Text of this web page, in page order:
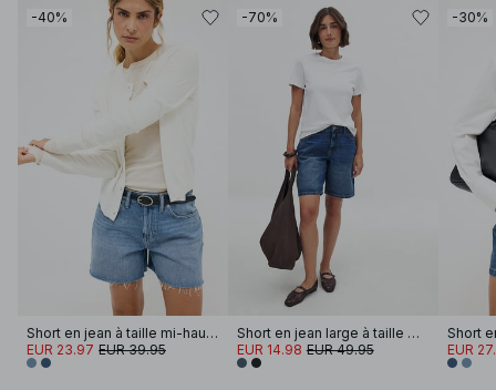
-40%
Short en jean à taille mi-haute
EUR 23.97 EUR 39.95
-70%
Short en jean large à taille mi-haute
EUR 14.98 EUR 49.95
-30%
EUR